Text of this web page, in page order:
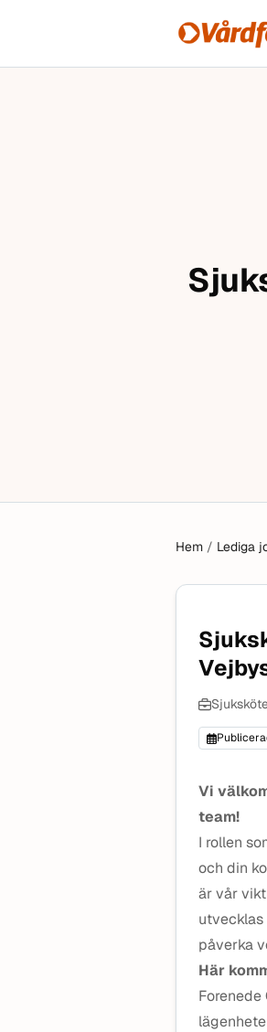
Hoppa
Hem / Lediga
Vi
team!
I rollen
och din
är vår
påverka
Här